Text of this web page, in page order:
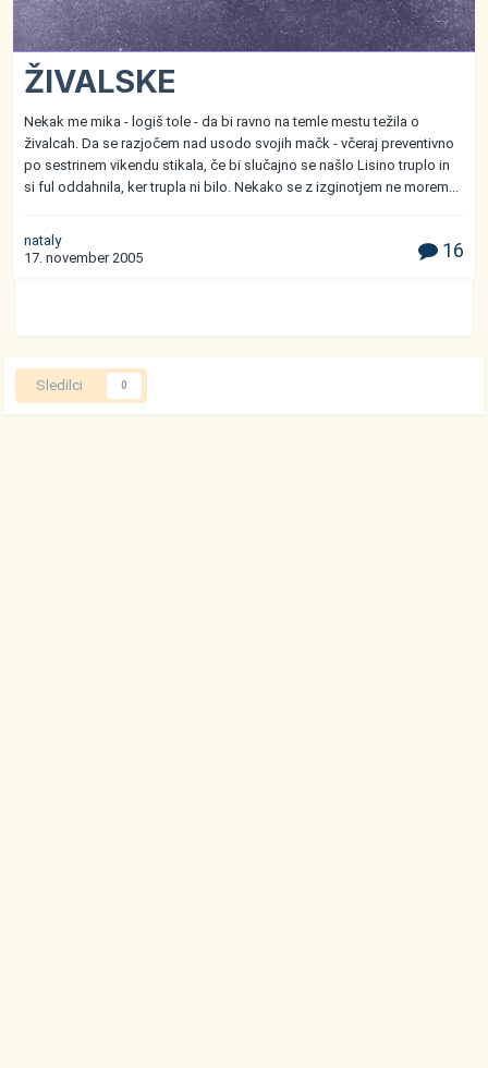
ŽIVALSKE
Nekak me mika - logiš tole - da bi ravno na temle mestu težila o
živalcah. Da se razjočem nad usodo svojih mačk - včeraj preventivno
po sestrinem vikendu stikala, če bi slučajno se našlo Lisino truplo in
si ful oddahnila, ker trupla ni bilo. Nekako se z izginotjem ne morem...
nataly
17. november 2005
16
Sledilci 0